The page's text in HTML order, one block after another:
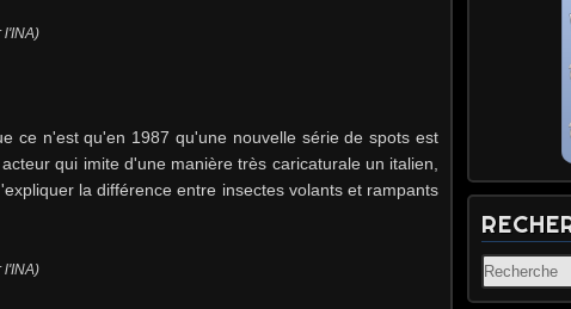
l'INA)
ce n'est qu'en 1987 qu'une nouvelle série de spots est
qui imite d'une manière très caricaturale un italien,
la différence entre insectes volants et rampants
l'INA)